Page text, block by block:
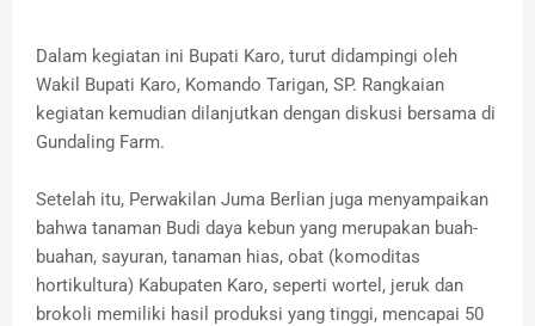
Dalam kegiatan ini Bupati Karo, turut didampingi oleh
Wakil Bupati Karo, Komando Tarigan, SP. Rangkaian
kegiatan kemudian dilanjutkan dengan diskusi bersama di
Gundaling Farm.
Setelah itu, Perwakilan Juma Berlian juga menyampaikan
bahwa tanaman Budi daya kebun yang merupakan buah-
buahan, sayuran, tanaman hias, obat (komoditas
hortikultura) Kabupaten Karo, seperti wortel, jeruk dan
brokoli memiliki hasil produksi yang tinggi, mencapai 50